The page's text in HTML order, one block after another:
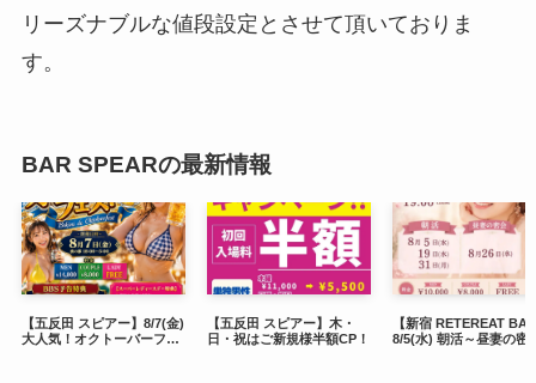
リーズナブルな値段設定とさせて頂いておりま
す。
BAR SPEARの最新情報
【五反田 スピアー】8/7(金)
大人気！オクトーバーフェ
【五反田 スピアー】木・
日・祝はご新規様半額CP！
【新宿 RETEREAT
8/5(水) 朝活～昼妻の密